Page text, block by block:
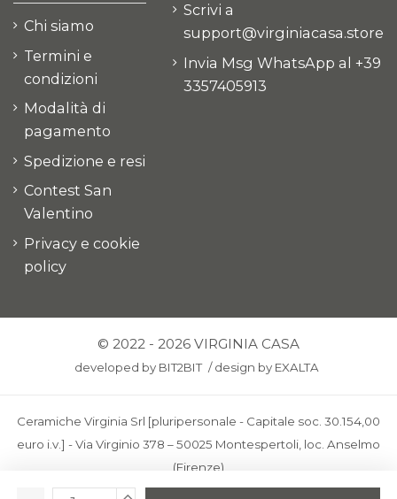
Chi siamo
Termini e
condizioni
Modalità di
pagamento
Spedizione e resi
Contest San
Valentino
Privacy e cookie
policy
Scrivi a
support@virginiacasa.store
Invia Msg WhatsApp al +39
3357405913
© 2022 - 2026 VIRGINIA CASA
developed by BIT2BIT /design by EXALTA
Ceramiche Virginia Srl [pluripersonale - Capitale soc. 30.154,00
euro i.v.] - Via Virginio 378 – 50025 Montespertoli, loc. Anselmo
(Firenze)
C.F. e P.IVA: IT00436100481 - REA: FI-227733 - PEC: